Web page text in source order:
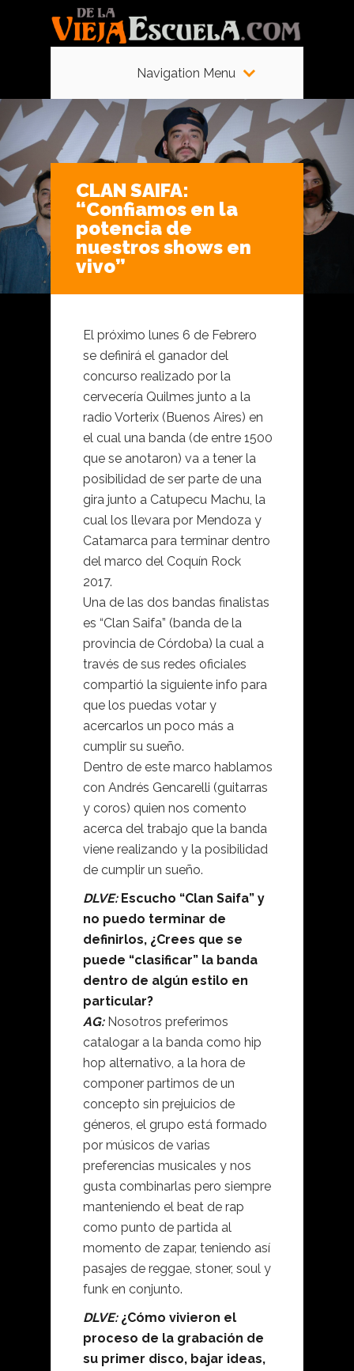
Navigation Menu
CLAN SAIFA:
“Confiamos en la
potencia de
nuestros shows en
vivo”
El próximo lunes 6 de Febrero
se definirá el ganador del
concurso realizado por la
cervecería Quilmes junto a la
radio Vorterix (Buenos Aires) en
el cual una banda (de entre 1500
que se anotaron) va a tener la
posibilidad de ser parte de una
gira junto a Catupecu Machu, la
cual los llevara por Mendoza y
Catamarca para terminar dentro
del marco del Coquín Rock
2017.
Una de las dos bandas finalistas
es “Clan Saifa” (banda de la
provincia de Córdoba) la cual a
través de sus redes oficiales
compartió la siguiente info para
que los puedas votar y
acercarlos un poco más a
cumplir su sueño.
Dentro de este marco hablamos
con Andrés Gencarelli (guitarras
y coros) quien nos comento
acerca del trabajo que la banda
viene realizando y la posibilidad
de cumplir un sueño.
DLVE:Escucho “Clan Saifa” y
no puedo terminar de
definirlos, ¿Crees que se
puede “clasificar” la banda
dentro de algún estilo en
particular?
AG:Nosotros preferimos
catalogar a la banda como hip
hop alternativo, a la hora de
componer partimos de un
concepto sin prejuicios de
géneros, el grupo está formado
por músicos de varias
preferencias musicales y nos
gusta combinarlas pero siempre
manteniendo el beat de rap
como punto de partida al
momento de zapar, teniendo así
pasajes de reggae, stoner, soul y
funk en conjunto.
DLVE:¿Cómo vivieron el
proceso de la grabación de
su primer disco, bajar ideas,